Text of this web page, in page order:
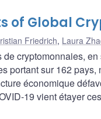
of Global
Friedrich, Laura
cryptomonnaies,
portant sur 162
économique
vient étayer